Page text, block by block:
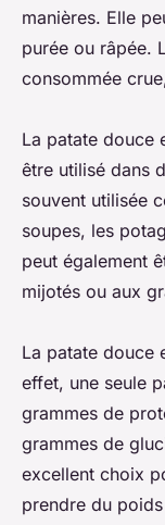
manières. Elle
purée ou râpée.
consommée
La patate douce
être utilisé dans
souvent utilisée
soupes, les
peut également
mijotés ou aux
La patate douce
effet, une seule
grammes de
grammes de
excellent choix
prendre du